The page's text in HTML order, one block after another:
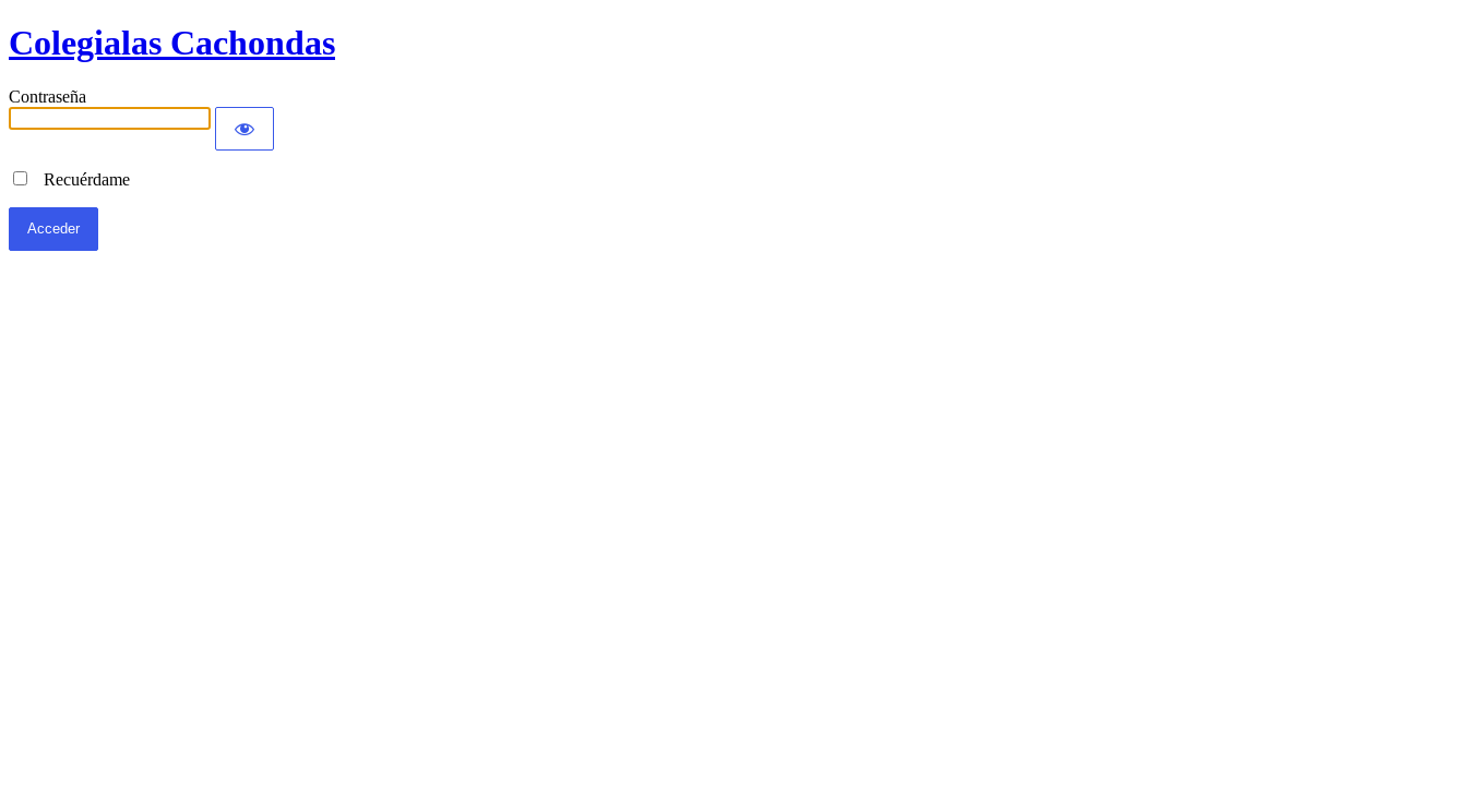
Colegialas Cachondas
Contraseña
Recuérdame